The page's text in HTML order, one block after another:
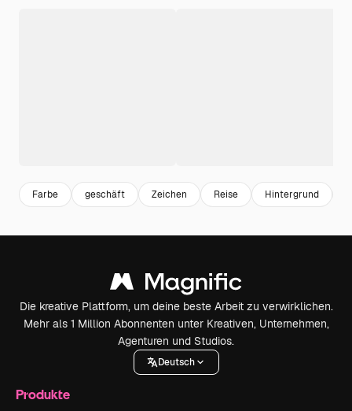
Farbe geschäft Zeichen Reise Hintergrund
Die kreative Plattform, um deine beste Arbeit zu verwirklichen.
Mehr als 1 Million Abonnenten unter Kreativen, Unternehmen,
Agenturen und Studios.
Deutsch
Produkte